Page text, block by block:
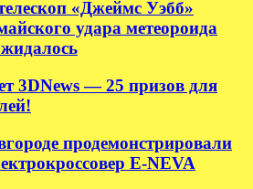
«Джеймс Уэбб»
удара метеороида
3DNews — 25 призов для
продемонстрировали
E-NEVA